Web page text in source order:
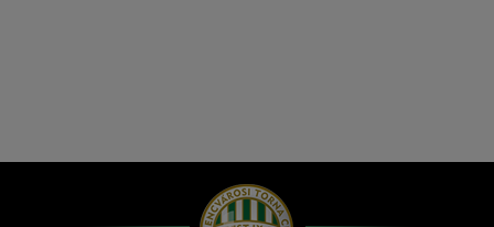
Hírek